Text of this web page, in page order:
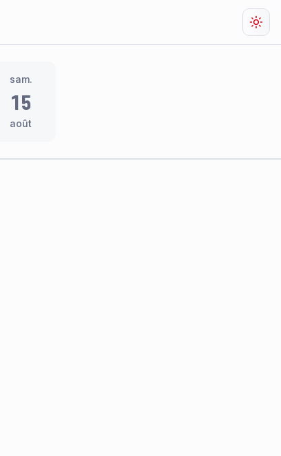
sam.
15
août